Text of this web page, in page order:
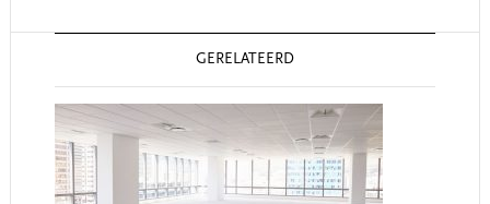
GERELATEERD